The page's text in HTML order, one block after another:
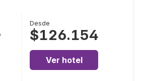
Desde
$126.154
Ver hotel